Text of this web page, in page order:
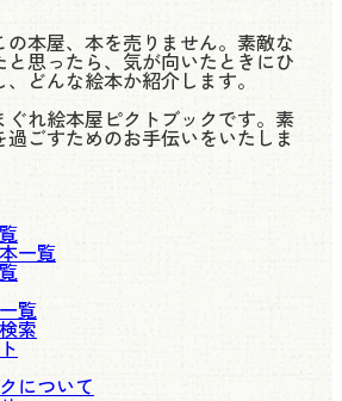
の本屋、本を売りません。素敵な
と思ったら、気が向いたときにひ
、どんな絵本か紹介します。
ぐれ絵本屋ピクトブックです。素
ごすためのお手伝いをいたしま
一覧
覧
索
について